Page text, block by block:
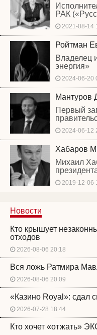
РАК
2021-08-14
Ройтман
Владелец
энергия»
2024-06-20
Мантуров
Первый
2024-06-12
Хабаров
Михаил
2019-12-06
Новости
Кто крышует
отходов
2026-08-06 20:18
Вся ложь Ратмира
2026-08-06 20:09
«Казино Royal»: сдал
2026-07-28 18:44
Кто хочет «отжать»